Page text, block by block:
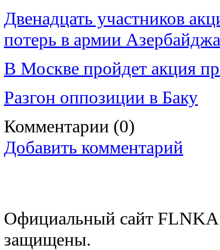
Двенадцать участников
потерь в армии
В Москве пройдет акция
Разгон оппозиции в Баку
Комментарии (0)
Добавить комментарий
Официальный сайт
защищены.